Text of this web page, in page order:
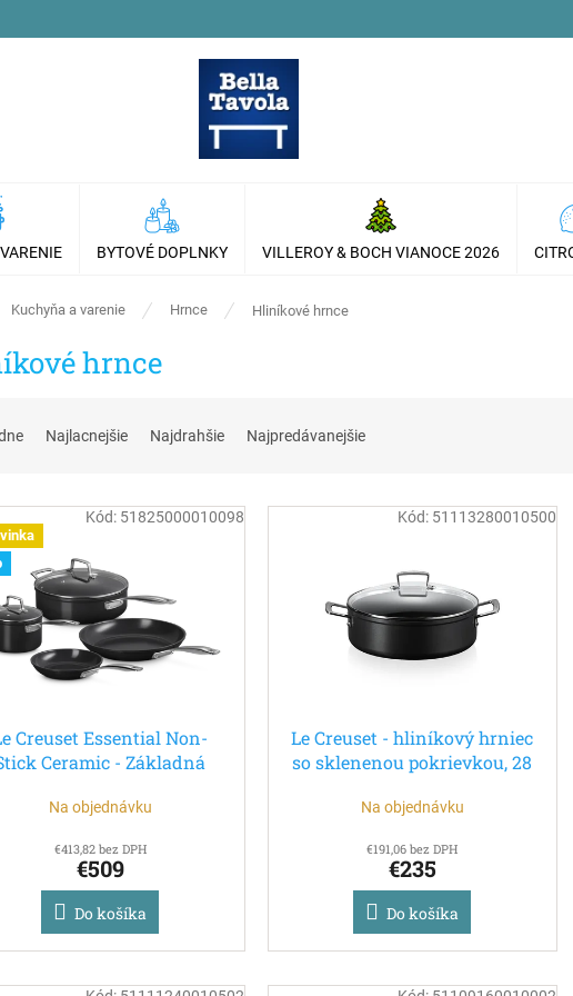
BYTOVÉ DOPLNKY VILLEROY & BOCH VIANOCE 2026
Kuchyňa a varenie Hrnce Hliníkové hrnce
hrnce
Najlacnejšie Najdrahšie Najpredávanejšie
Creuset Essential Non-
Ceramic - Základná
nepriľnavého riadu
Na objednávku
€413,82 bez DPH
€509
Do košíka
Kód: 51825000010098
Le Creuset - hliníkový hrniec
so sklenenou pokrievkou, 28
Na objednávku
€191,06 bez DPH
€235
Do košíka
Kód: 51113280010500